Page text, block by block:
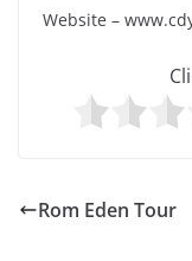
Website –
Rom Eden Tour